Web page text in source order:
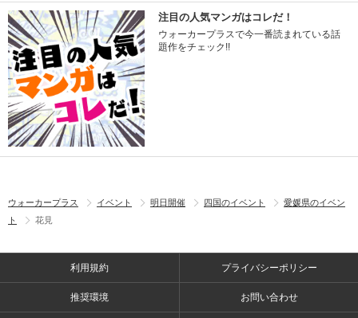
注目の人気マンガはコレだ！
ウォーカープラスで今一番読まれている話
題作をチェック!!
ウォーカープラス イベント 明日開催 四国のイベント
愛媛県のイベン
ト
花見
利用規約 プライバシーポリシー
推奨環境 お問い合わせ